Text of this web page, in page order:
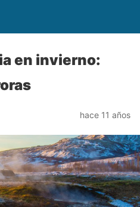
en invierno:
hace 11 años